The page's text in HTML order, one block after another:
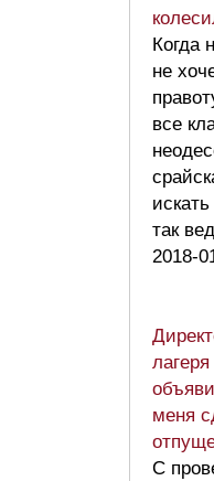
Когда
не
все
так
2018-
меня
С